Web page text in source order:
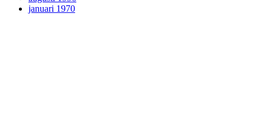
januari 1970